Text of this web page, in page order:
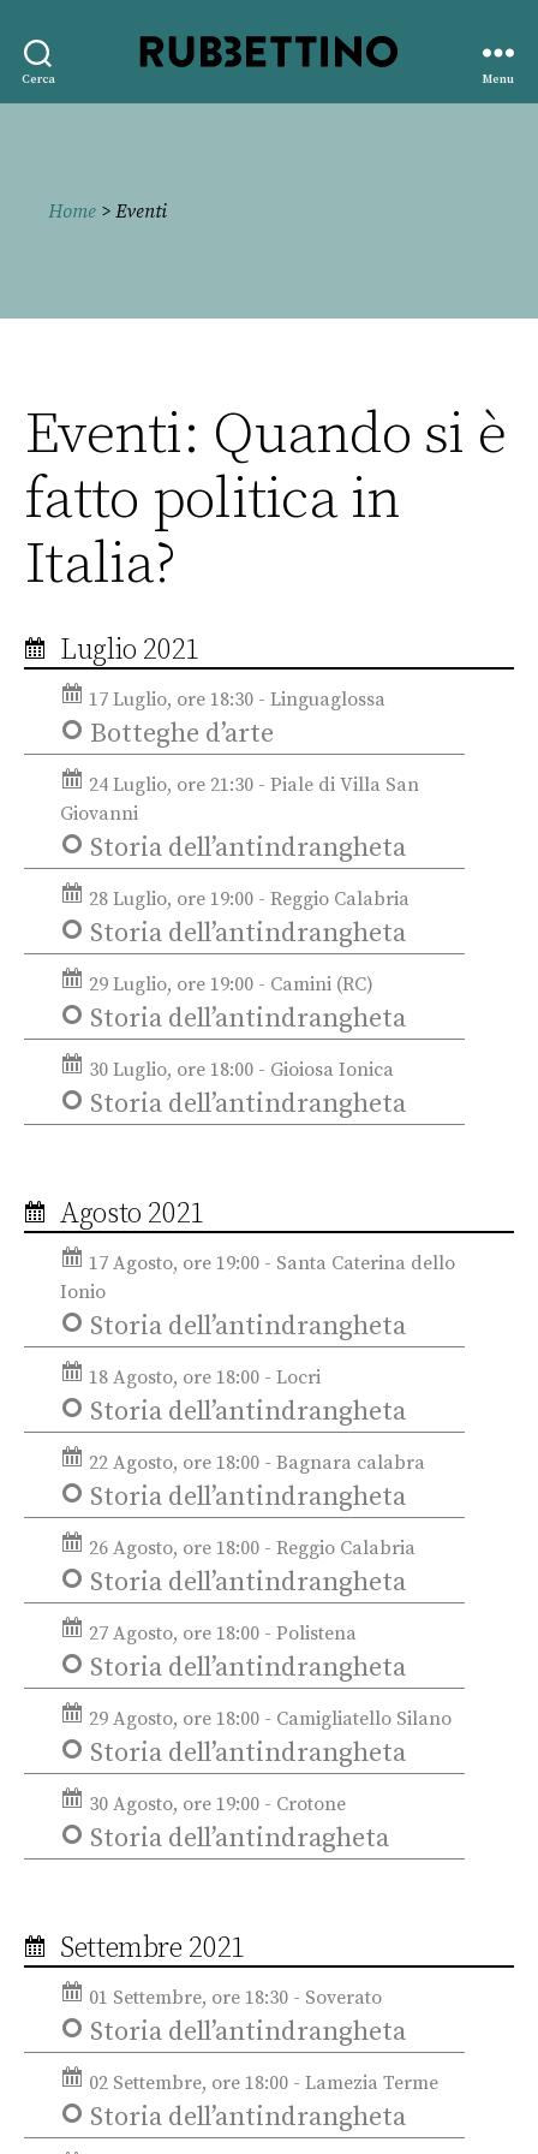
Cerca
editore
Menu
Home > Eventi
Eventi: Quando si è
fatto politica in
Italia?
Luglio 2021
17 Luglio, ore 18:30 - Linguaglossa
Botteghe d’arte
24 Luglio, ore 21:30 - Piale di Villa San
Giovanni
Storia dell’antindrangheta
28 Luglio, ore 19:00 - Reggio Calabria
Storia dell’antindrangheta
29 Luglio, ore 19:00 - Camini (RC)
Storia dell’antindrangheta
30 Luglio, ore 18:00 - Gioiosa Ionica
Storia dell’antindrangheta
Agosto 2021
17 Agosto, ore 19:00 - Santa Caterina dello
Ionio
Storia dell’antindrangheta
18 Agosto, ore 18:00 - Locri
Storia dell’antindrangheta
22 Agosto, ore 18:00 - Bagnara calabra
Storia dell’antindrangheta
26 Agosto, ore 18:00 - Reggio Calabria
Storia dell’antindrangheta
27 Agosto, ore 18:00 - Polistena
Storia dell’antindrangheta
29 Agosto, ore 18:00 - Camigliatello Silano
Storia dell’antindrangheta
30 Agosto, ore 19:00 - Crotone
Storia dell’antindragheta
Settembre 2021
01 Settembre, ore 18:30 - Soverato
Storia dell’antindrangheta
02 Settembre, ore 18:00 - Lamezia Terme
Storia dell’antindrangheta